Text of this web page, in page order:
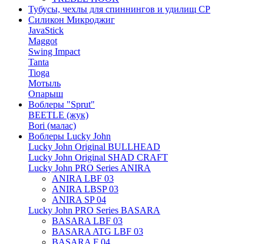
Тубусы, чехлы для спиннингов и удилищ СР
Силикон Микроджиг
JavaStick
Maggot
Swing Impact
Tanta
Tioga
Мотыль
Опарыш
Воблеры "Sprut"
BEETLE (жук)
Bori (малас)
Воблеры Lucky John
Lucky John Original BULLHEAD
Lucky John Original SHAD CRAFT
Lucky John PRO Series ANIRA
ANIRA LBF 03
ANIRA LBSP 03
ANIRA SP 04
Lucky John PRO Series BASARA
BASARA LBF 03
BASARA ATG LBF 03
BASARA F 04